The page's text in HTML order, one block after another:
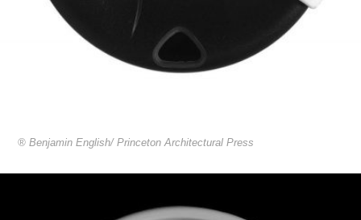
® Benjamin English/ Princeton Architectural Press